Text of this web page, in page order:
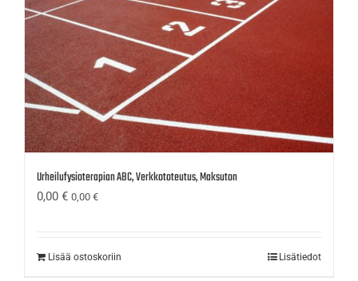
Urheilufysioterapian ABC, Verkkototeutus, Maksuton
0,00 € 0,00 €
Lisää ostoskoriin Lisätiedot